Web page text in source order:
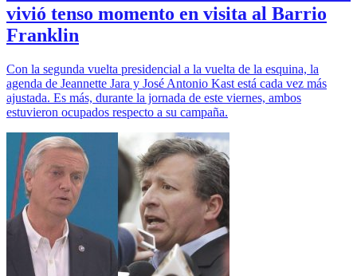
vivió tenso momento en visita al Barrio
Franklin
Con la segunda vuelta presidencial a la vuelta de la esquina, la
agenda de Jeannette Jara y José Antonio Kast está cada vez más
ajustada. Es más, durante la jornada de este viernes, ambos
estuvieron ocupados respecto a su campaña.